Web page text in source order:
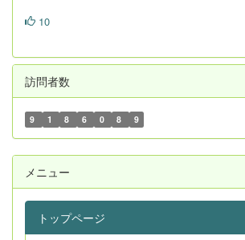
10
訪問者数
9 1 8 6 0 8 9
メニュー
トップページ